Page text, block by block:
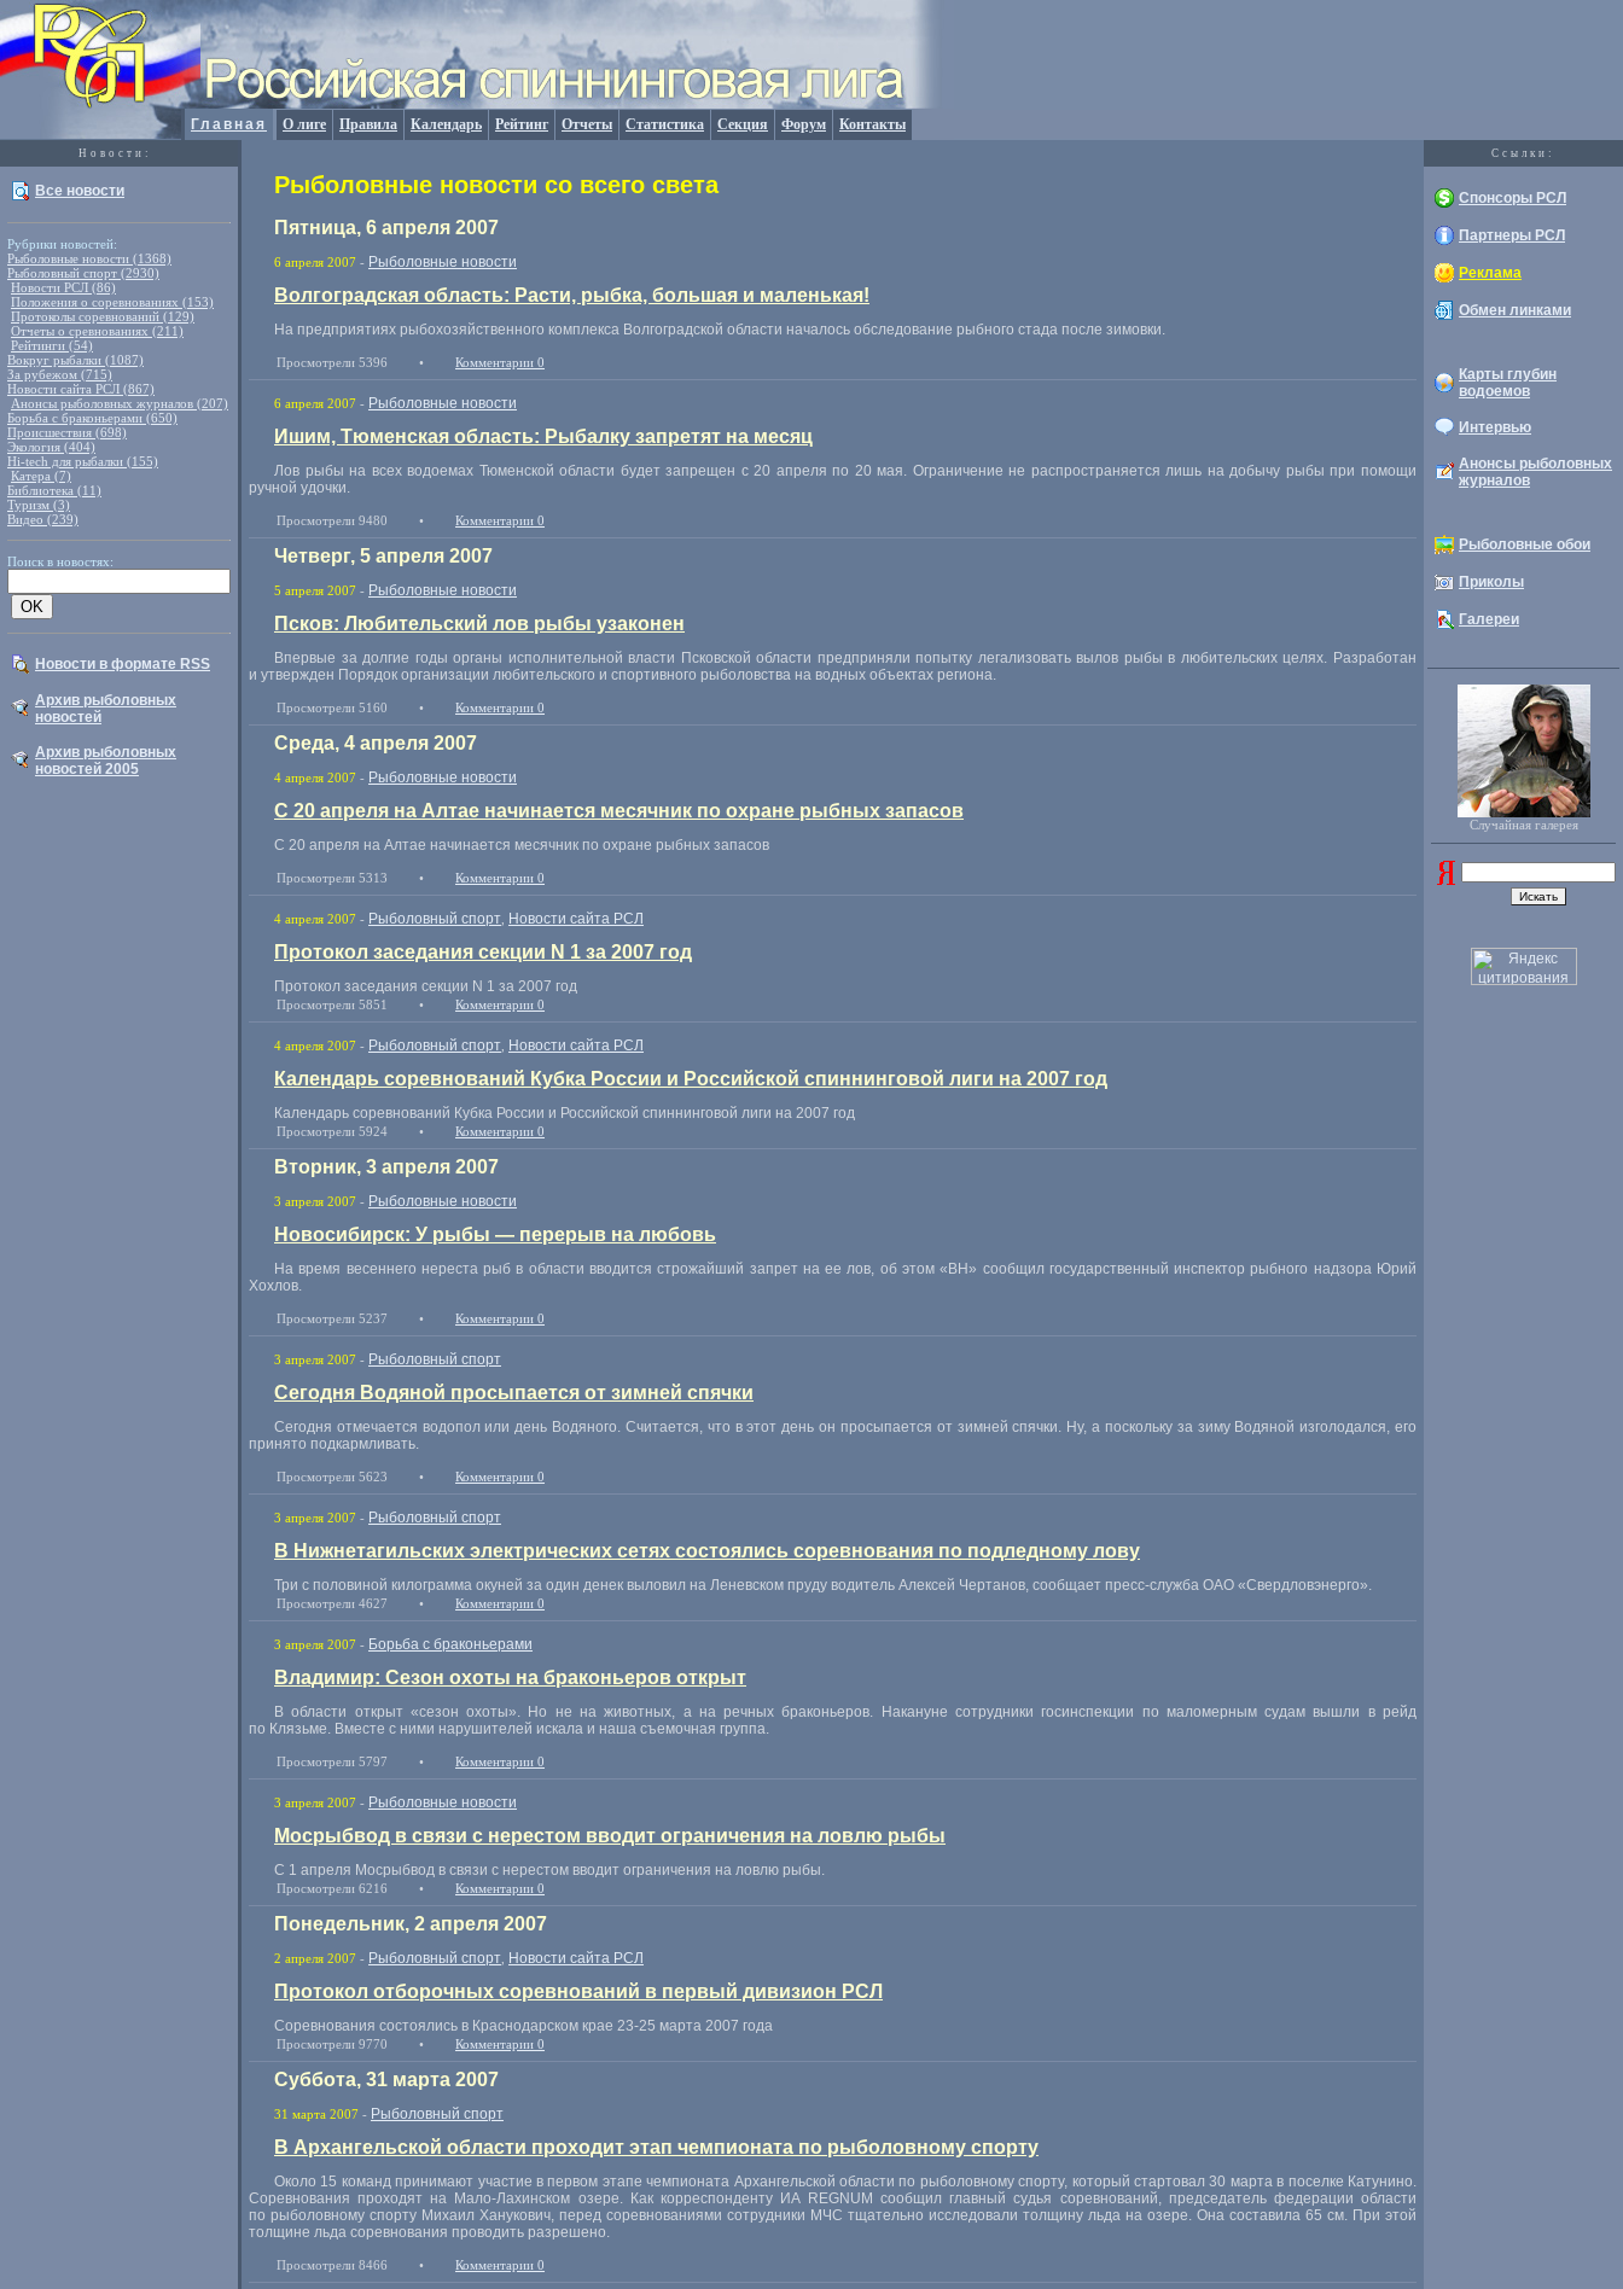
Главная О лиге Правила Календарь Рейтинг Отчеты Статистика Секция Форум Контакты
Новости: Cсылки:
Все новости
Рубрики новостей:
Рыболовные новости (1368)
Рыболовный спорт (2930)
Новости РСЛ (86)
Положения о соревнованиях (153)
Протоколы соревнований (129)
Отчеты о сревнованиях (211)
Рейтинги (54)
Вокруг рыбалки (1087)
За рубежом (715)
Новости сайта РСЛ (867)
Анонсы рыболовных журналов (207)
Борьба с браконьерами (650)
Происшествия (698)
Экология (404)
Hi-tech для рыбалки (155)
Катера (7)
Библиотека (11)
Туризм (3)
Видео (239)
Поиск в новостях:
Новости в формате RSS
Архив рыболовных
новостей
Архив рыболовных
новостей 2005
Рыболовные новости со всего света
Пятница, 6 апреля 2007
6 апреля 2007 - Рыболовные новости
Волгоградская область: Расти, рыбка, большая и маленькая!
На предприятиях рыбохозяйственного комплекса Волгоградской области началось обследование рыбного стада после зимовки.
Просмотрели 5396 • Комментарии 0
6 апреля 2007 - Рыболовные новости
Ишим, Тюменская область: Рыбалку запретят на месяц
Лов рыбы на всех водоемах Тюменской области будет запрещен с 20 апреля по 20 мая. Ограничение не распространяется лишь на добычу рыбы при помощи
ручной удочки.
Просмотрели 9480 • Комментарии 0
Четверг, 5 апреля 2007
5 апреля 2007 - Рыболовные новости
Псков: Любительский лов рыбы узаконен
Впервые за долгие годы органы исполнительной власти Псковской области предприняли попытку легализовать вылов рыбы в любительских целях. Разработан
и утвержден Порядок организации любительского и спортивного рыболовства на водных объектах региона.
Просмотрели 5160 • Комментарии 0
Среда, 4 апреля 2007
4 апреля 2007 - Рыболовные новости
С 20 апреля на Алтае начинается месячник по охране рыбных запасов
С 20 апреля на Алтае начинается месячник по охране рыбных запасов
Просмотрели 5313 • Комментарии 0
4 апреля 2007 - Рыболовный спорт Новости сайта РСЛ
Протокол заседания секции N 1 за 2007 год
Протокол заседания секции N 1 за 2007 год
Просмотрели 5851 • Комментарии 0
4 апреля 2007 - Рыболовный спорт Новости сайта РСЛ
Календарь соревнований Кубка России и Российской спиннинговой лиги на 2007 год
Календарь соревнований Кубка России и Российской спиннинговой лиги на 2007 год
Просмотрели 5924 • Комментарии 0
Вторник, 3 апреля 2007
3 апреля 2007 - Рыболовные новости
Новосибирск: У рыбы — перерыв на любовь
На время весеннего нереста рыб в области вводится строжайший запрет на ее лов, об этом «ВН» сообщил государственный инспектор рыбного надзора Юрий
Хохлов.
Просмотрели 5237 • Комментарии 0
3 апреля 2007 - Рыболовный спорт
Сегодня Водяной просыпается от зимней спячки
Сегодня отмечается водопол или день Водяного. Считается, что в этот день он просыпается от зимней спячки. Ну, а поскольку за зиму Водяной изголодался, его
принято подкармливать.
Просмотрели 5623 • Комментарии 0
3 апреля 2007 - Рыболовный спорт
В Нижнетагильских электрических сетях состоялись соревнования по подледному лову
Три с половиной килограмма окуней за один денек выловил на Леневском пруду водитель Алексей Чертанов, сообщает пресс-служба ОАО «Свердловэнерго».
Просмотрели 4627 • Комментарии 0
3 апреля 2007 - Борьба с браконьерами
Владимир: Сезон охоты на браконьеров открыт
В области открыт «сезон охоты». Но не на животных, а на речных браконьеров. Накануне сотрудники госинспекции по маломерным судам вышли в рейд
по Клязьме. Вместе с ними нарушителей искала и наша съемочная группа.
Просмотрели 5797 • Комментарии 0
3 апреля 2007 - Рыболовные новости
Мосрыбвод в связи с нерестом вводит ограничения на ловлю рыбы
С 1 апреля Мосрыбвод в связи с нерестом вводит ограничения на ловлю рыбы.
Просмотрели 6216 • Комментарии 0
Понедельник, 2 апреля 2007
2 апреля 2007 - Рыболовный спорт Новости сайта РСЛ
Протокол отборочных соревнований в первый дивизион РСЛ
Соревнования состоялись в Краснодарском крае 23-25 марта 2007 года
Просмотрели 9770 • Комментарии 0
Суббота, 31 марта 2007
31 марта 2007 - Рыболовный спорт
В Архангельской области проходит этап чемпионата по рыболовному спорту
Около 15 команд принимают участие в первом этапе чемпионата Архангельской области по рыболовному спорту, который стартовал 30 марта в поселке Катунино.
Соревнования проходят на Мало-Лахинском озере. Как корреспонденту ИА REGNUM сообщил главный судья соревнований, председатель федерации области
по рыболовному спорту Михаил Ханукович, перед соревнованиями сотрудники МЧС тщательно исследовали толщину льда на озере. Она составила 65 см. При этой
толщине льда соревнования проводить разрешено.
Просмотрели 8466 • Комментарии 0
Спонсоры РСЛ
Партнеры РСЛ
Реклама
Обмен линками
Карты глубин
водоемов
Интервью
Анонсы рыболовных
журналов
Рыболовные обои
Приколы
Галереи
Случайная галерея